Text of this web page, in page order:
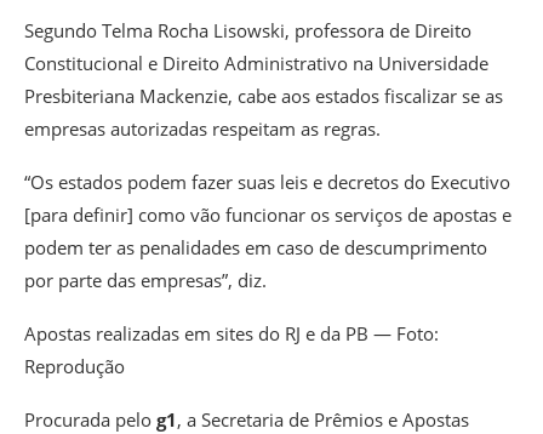
Segundo Telma Rocha Lisowski, professora de Direito
Constitucional e Direito Administrativo na Universidade
Presbiteriana Mackenzie, cabe aos estados fiscalizar se as
empresas autorizadas respeitam as regras.
“Os estados podem fazer suas leis e decretos do Executivo
[para definir] como vão funcionar os serviços de apostas e
podem ter as penalidades em caso de descumprimento
por parte das empresas”, diz.
Apostas realizadas em sites do RJ e da PB — Foto:
Reprodução
Procurada pelo g1, a Secretaria de Prêmios e Apostas